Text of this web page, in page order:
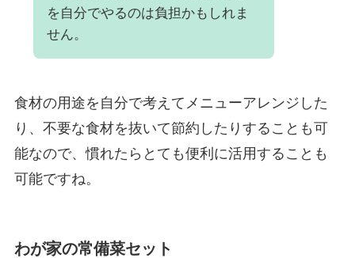
を自分でやるのは負担かもしれま
せん。
食材の用途を自分で考えてメニューアレンジした
り、不要な食材を抜いて節約したりすることも可
能なので、慣れたらとても便利に活用することも
可能ですね。
わが家の常備菜セット